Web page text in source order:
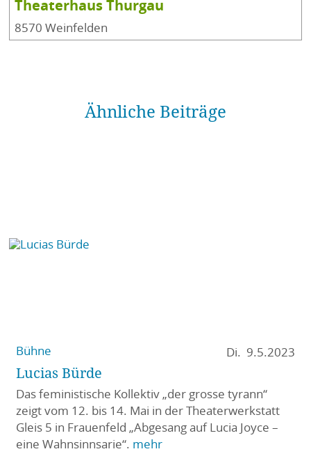
Theaterhaus Thurgau
8570 Weinfelden
Ähnliche Beiträge
Bühne Di. 9.5.2023
Lucias Bürde
Das feministische Kollektiv „der grosse tyrann“
zeigt vom 12. bis 14. Mai in der Theaterwerkstatt
Gleis 5 in Frauenfeld „Abgesang auf Lucia Joyce –
eine Wahnsinnsarie“. mehr